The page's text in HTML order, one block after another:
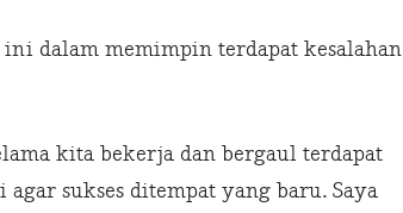
dalam memimpin terdapat kesalahan
kita bekerja dan bergaul terdapat
sukses ditempat yang baru. Saya